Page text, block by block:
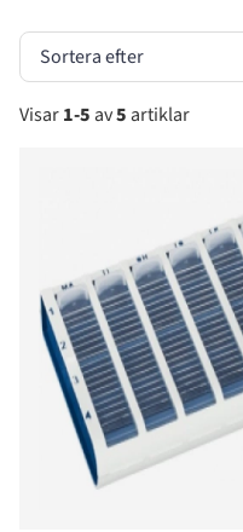
Sortera efter
Visar1-5 av5 artiklar